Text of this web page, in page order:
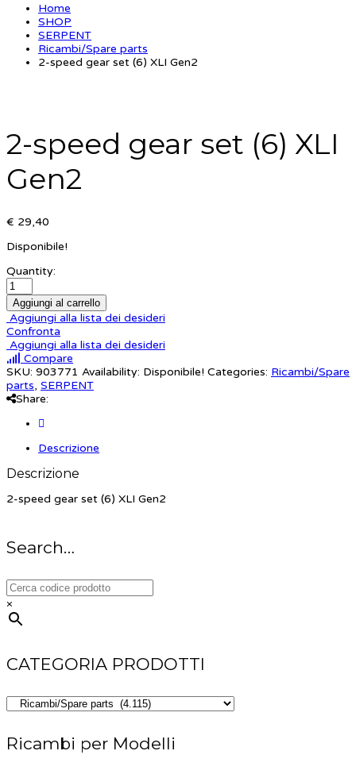
Home
SHOP
SERPENT
Ricambi/Spare parts
2-speed gear set (6) XLI Gen2
2-speed gear set (6) XLI
Gen2
€ 29,40
Disponibile!
Quantity:
Aggiungi al carrello
Aggiungi alla lista dei desideri
Confronta
Aggiungi alla lista dei desideri
Compare
SKU: 903771 Availability: Disponibile! Categories: Ricambi/Spare
parts, SERPENT
Share:
Descrizione
Descrizione
2-speed gear set (6) XLI Gen2
Search…
×
CATEGORIA PRODOTTI
Ricambi per Modelli